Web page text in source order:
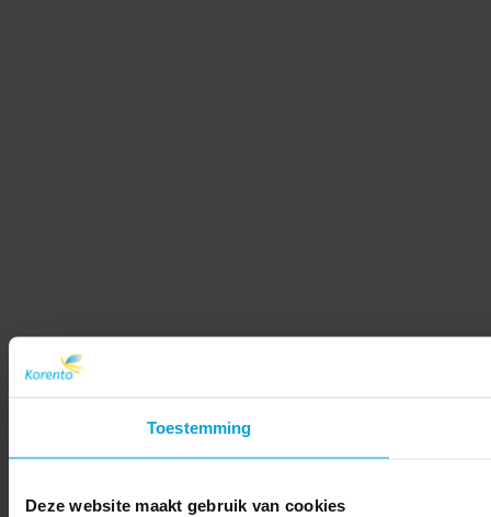
Toestemming
Deze website maakt gebruik van cookies